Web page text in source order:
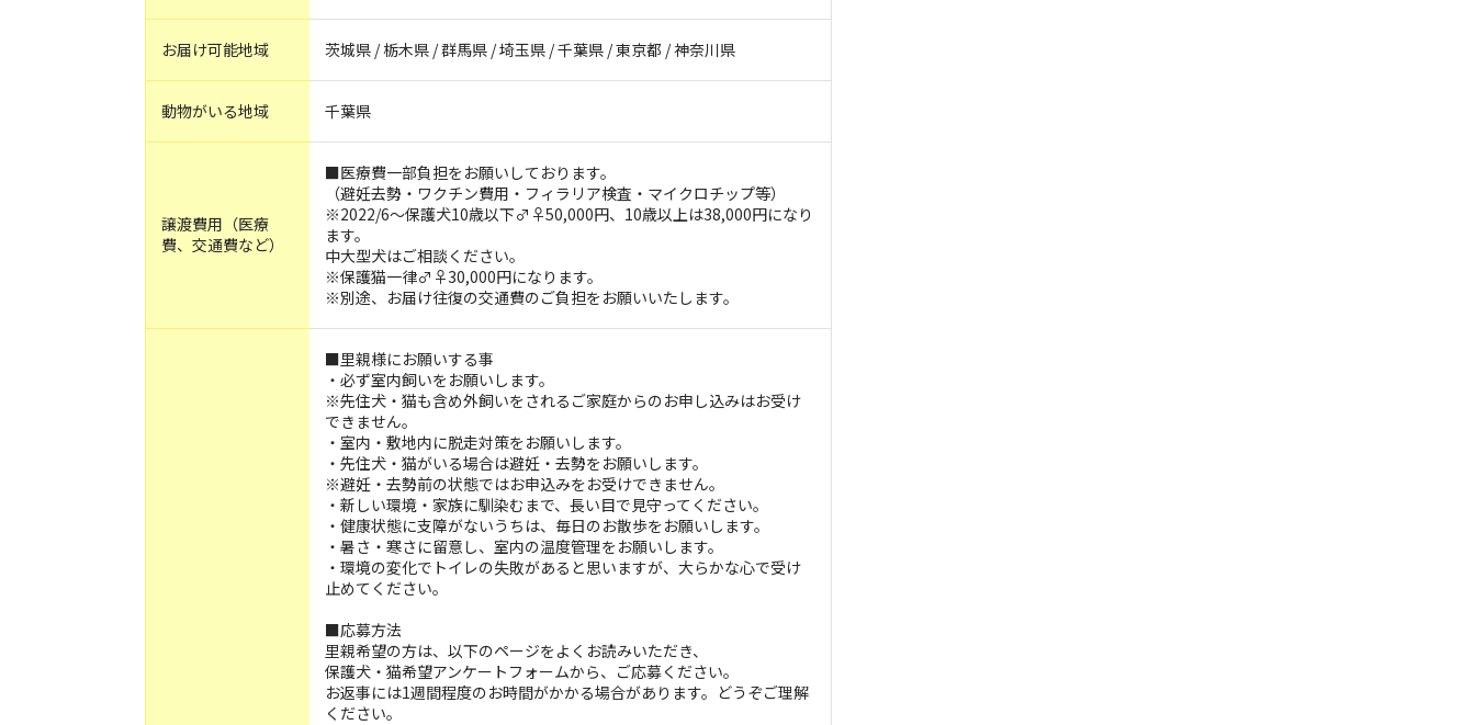
お届け可能地域 茨城県 / 栃木県 / 群馬県 / 埼玉県 / 千葉県 / 東京都 / 神奈川県
動物がいる地域 千葉県
譲渡費用（医療
費、交通費など）
■医療費一部負担をお願いしております。
（避妊去勢・ワクチン費用・フィラリア検査・マイクロチップ等）
※2022/6〜保護犬10歳以下♂♀50,000円、10歳以上は38,000円になり
ます。
中大型犬はご相談ください。
※保護猫一律♂♀30,000円になります。
※別途、お届け往復の交通費のご負担をお願いいたします。
■里親様にお願いする事
・必ず室内飼いをお願いします。
※先住犬・猫も含め外飼いをされるご家庭からのお申し込みはお受け
できません。
・室内・敷地内に脱走対策をお願いします。
・先住犬・猫がいる場合は避妊・去勢をお願いします。
※避妊・去勢前の状態ではお申込みをお受けできません。
・新しい環境・家族に馴染むまで、長い目で見守ってください。
・健康状態に支障がないうちは、毎日のお散歩をお願いします。
・暑さ・寒さに留意し、室内の温度管理をお願いします。
・環境の変化でトイレの失敗があると思いますが、大らかな心で受け
止めてください。
■応募方法
里親希望の方は、以下のページをよくお読みいただき、
保護犬・猫希望アンケートフォームから、ご応募ください。
お返事には1週間程度のお時間がかかる場合があります。どうぞご理解
ください。